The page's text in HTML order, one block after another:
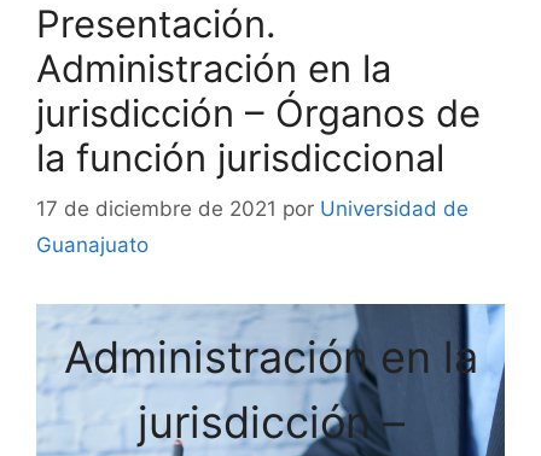
Presentación.
Administración en la
jurisdicción – Órganos de
la función jurisdiccional
17 de diciembre de 2021 por Universidad de
Guanajuato
Administración en la
jurisdicción –